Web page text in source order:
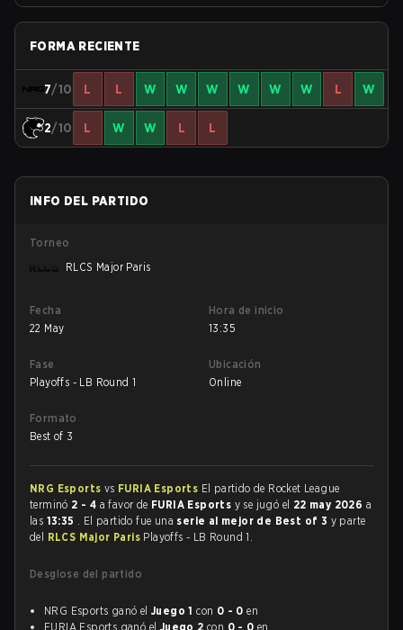
FORMA RECIENTE
7/10 L L W W W W W W L W
2/10 L W W L L
INFO DEL PARTIDO
Torneo
RLCS Major Paris
Fecha
22 May
Hora de inicio
13:35
Fase
Playoffs - LB Round 1
Ubicación
Online
Formato
Best of 3
NRG Esports vs FURIA Esports El partido de Rocket League
terminó 2 - 4 a favor de FURIA Esports y se jugó el 22 may 2026 a
las 13:35 . El partido fue una serie al mejor de Best of 3 y parte
del RLCS Major Paris Playoffs - LB Round 1.
Desglose del partido
NRG Esports ganó el Juego 1 con 0 - 0 en
FURIA Esports ganó el Juego 2 con 0 - 0 en